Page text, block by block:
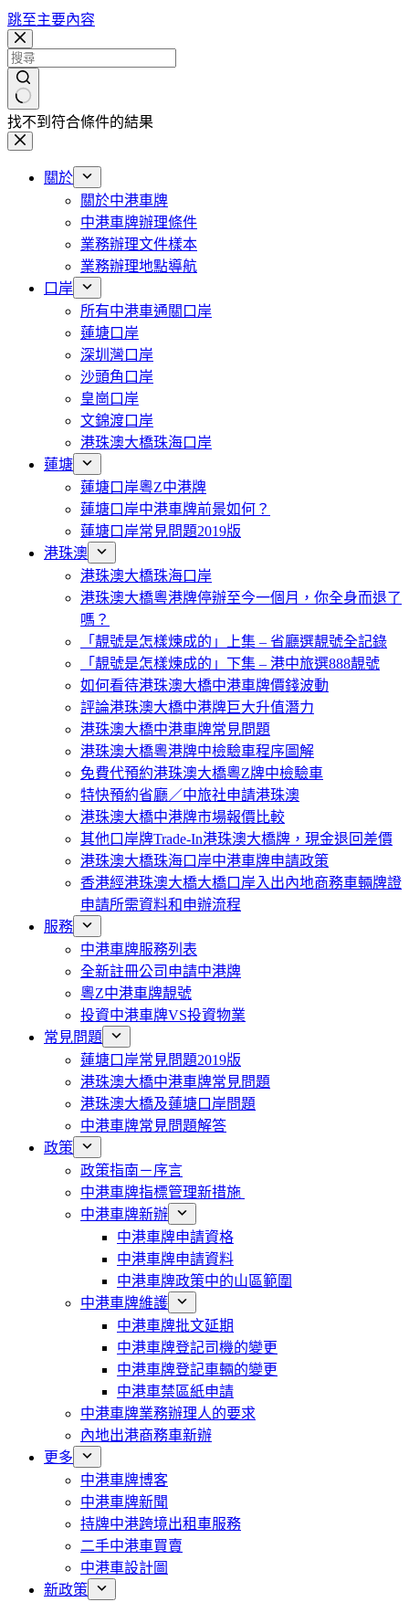
跳至主要內容
找不到符合條件的結果
關於
關於中港車牌
中港車牌辦理條件
業務辦理文件樣本
業務辦理地點導航
口岸
所有中港車通關口岸
蓮塘口岸
深圳灣口岸
沙頭角口岸
皇崗口岸
文錦渡口岸
港珠澳大橋珠海口岸
蓮塘
蓮塘口岸粵Z中港牌
蓮塘口岸中港車牌前景如何？
蓮塘口岸常見問題2019版
港珠澳
港珠澳大橋珠海口岸
港珠澳大橋粵港牌停辦至今一個月，你全身而退了
嗎？
「靚號是怎樣煉成的」上集 – 省廳選靚號全記錄
「靚號是怎樣煉成的」下集 – 港中旅選888靚號
如何看待港珠澳大橋中港車牌價錢波動
評論港珠澳大橋中港牌巨大升值潛力
港珠澳大橋中港車牌常見問題
港珠澳大橋粵港牌中檢驗車程序圖解
免費代預約港珠澳大橋粵Z牌中檢驗車
特快預約省廳／中旅社申請港珠澳
港珠澳大橋中港牌市場報價比較
其他口岸牌Trade-In港珠澳大橋牌，現金退回差價
港珠澳大橋珠海口岸中港車牌申請政策
香港經港珠澳大橋大橋口岸入出內地商務車輛牌證
申請所需資料和申辦流程
服務
中港車牌服務列表
全新註冊公司申請中港牌
粵Z中港車牌靚號
投資中港車牌VS投資物業
常見問題
蓮塘口岸常見問題2019版
港珠澳大橋中港車牌常見問題
港珠澳大橋及蓮塘口岸問題
中港車牌常見問題解答
政策
政策指南－序言
中港車牌指標管理新措施
中港車牌新辦
中港車牌申請資格
中港車牌申請資料
中港車牌政策中的山區範圍
中港車牌維護
中港車牌批文延期
中港車牌登記司機的變更
中港車牌登記車輛的變更
中港車禁區紙申請
中港車牌業務辦理人的要求
內地出港商務車新辦
更多
中港車牌博客
中港車牌新聞
持牌中港跨境出租車服務
二手中港車買賣
中港車設計圖
新政策